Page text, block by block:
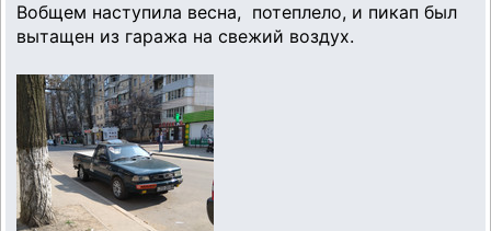
Вобщем наступила весна, потеплело, и пикап был
вытащен из гаража на свежий воздух.